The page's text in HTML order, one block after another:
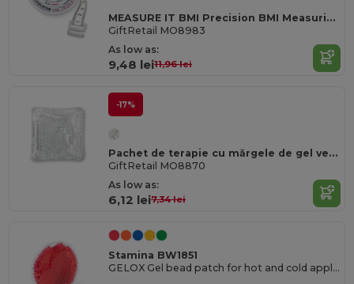
MEASURE IT BMI Precision BMI Measuring Tape pentru Monitorizarea Precisă a Sănătății
GiftRetail MO8983
As low as:
9,48 lei11,96 lei
-17%
Pachet de terapie cu mărgele de gel versatil BOLITAS pentru cald și rece
GiftRetail MO8870
As low as:
6,12 lei7,34 lei
Stamina BW1851
GELOX Gel bead patch for hot and cold application